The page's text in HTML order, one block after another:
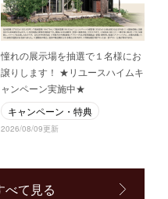
憧れの展示場を抽選で１名様にお
譲りします！ ★リユースハイムキ
ャンペーン実施中★
キャンペーン・特典
2026/08/09更新
べて見る